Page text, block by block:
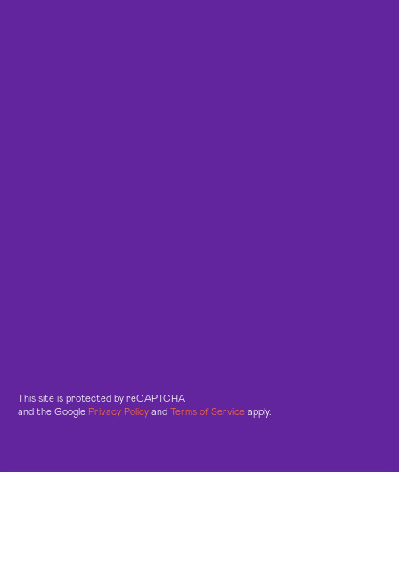
This site is protected by reCAPTCHA
and the Google Privacy Policy and Terms of Service apply.